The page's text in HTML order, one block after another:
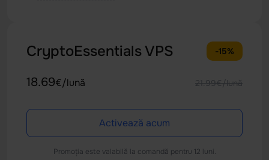
CryptoEssentials VPS -15%
18.69€/lună 21.99€/lună
Activează acum
Promoția este valabilă la comandă pentru 12 luni.